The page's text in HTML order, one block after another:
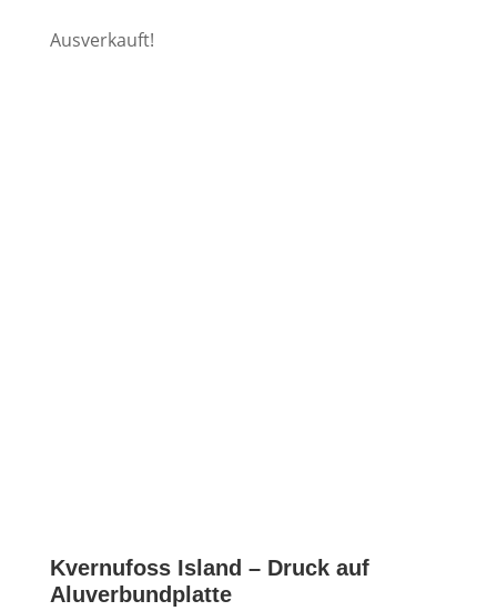
Ausverkauft!
Kvernufoss Island – Druck auf
Aluverbundplatte